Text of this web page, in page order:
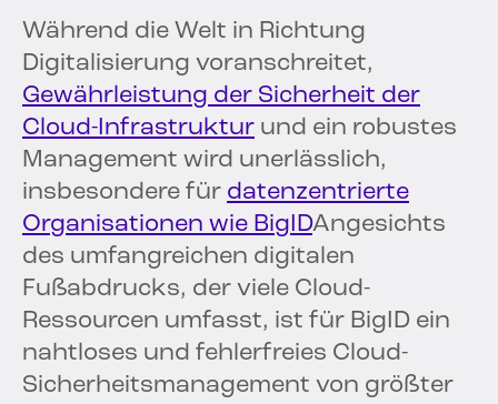
Während die Welt in Richtung
Digitalisierung voranschreitet,
Gewährleistung der Sicherheit der
Cloud-Infrastruktur und ein robustes
Management wird unerlässlich,
insbesondere für datenzentrierte
Organisationen wie BigIDAngesichts
des umfangreichen digitalen
Fußabdrucks, der viele Cloud-
Ressourcen umfasst, ist für BigID ein
nahtloses und fehlerfreies Cloud-
Sicherheitsmanagement von größter